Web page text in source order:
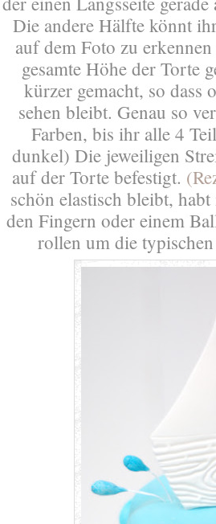
Die andere Hälfte könnt
auf dem Foto zu
gesamte Höhe der Torte
kürzer gemacht, so dass
sehen bleibt. Genau so
Farben, bis ihr alle 4
dunkel) Die jeweiligen
auf der Torte befestigt. (
schön elastisch bleibt,
den Fingern oder einem
rollen um die